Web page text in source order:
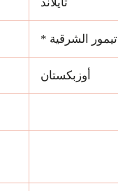
تيمور الشرقية *
أوزبكستان